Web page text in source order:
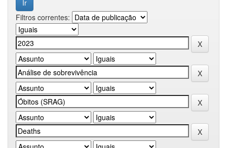
Filtros correntes: